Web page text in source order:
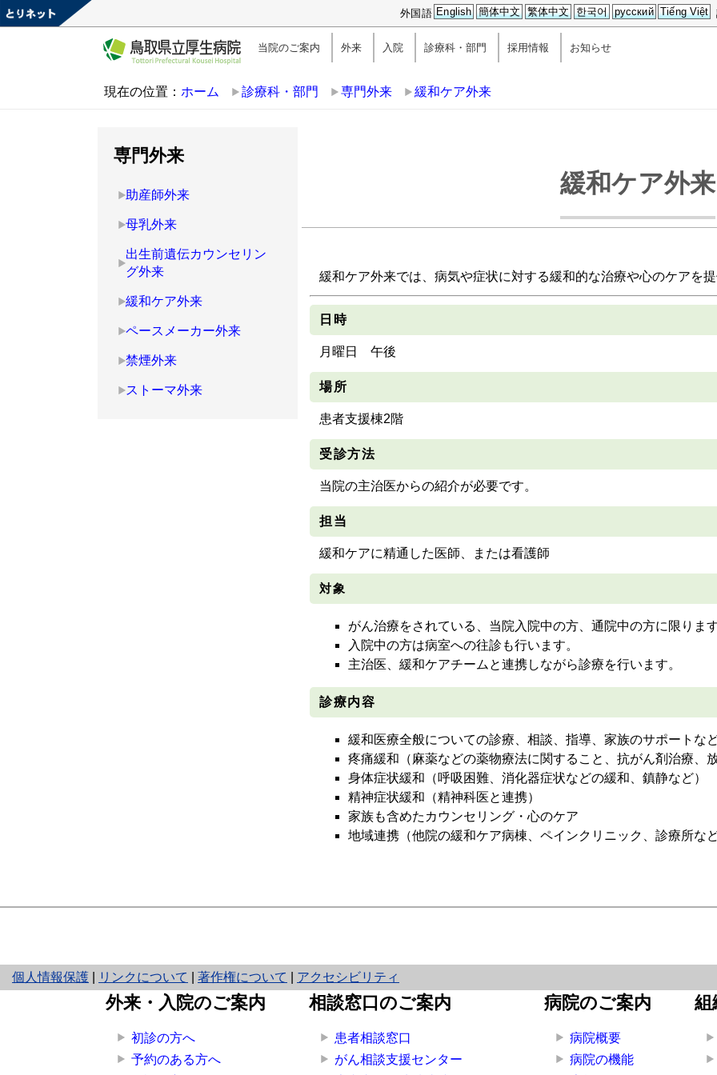
外国語 English 簡体中文 繁体中文 한국어 русский Tiếng Việt
当院のご案内 外来 入院 診療科・部門 採用情報 お知らせ
現在の位置： ホーム 診療科・部門 専門外来 緩和ケア外来
専門外来
助産師外来
母乳外来
出生前遺伝カウンセリン
グ外来
緩和ケア外来
ペースメーカー外来
禁煙外来
ストーマ外来
緩和ケア外来
緩和ケア外来では、病気や症状に対する緩和的な治療や心のケアを
日時
月曜日 午後
場所
患者支援棟2階
受診方法
当院の主治医からの紹介が必要です。
担当
緩和ケアに精通した医師、または看護師
対象
がん治療をされている、当院入院中の方、通院中の方に限りま
入院中の方は病室への往診も行います。
主治医、緩和ケアチームと連携しながら診療を行います。
診療内容
緩和医療全般についての診療、相談、指導、家族のサポートな
疼痛緩和（麻薬などの薬物療法に関すること、抗がん剤治療、
身体症状緩和（呼吸困難、消化器症状などの緩和、鎮静など）
精神症状緩和（精神科医と連携）
家族も含めたカウンセリング・心のケア
地域連携（他院の緩和ケア病棟、ペインクリニック、診療所な
個人情報保護
と
り
ネ
リンクについて 著作権について アクセシビリティ
外来・入院のご案内
初診の方へ
予約のある方へ
相談窓口のご案内
患者相談窓口
がん相談支援センター
病院のご案内
病院概要
病院の機能
組